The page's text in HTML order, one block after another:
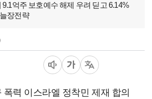
9.1억주 보호예수 해제 우려 딛고 6.14%
장전략
폭력 이스라엘 정착민 제재 합의